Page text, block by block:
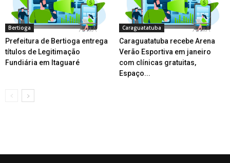
Bertioga
Prefeitura de Bertioga entrega
títulos de Legitimação
Fundiária em Itaguaré
Caraguatatuba
Caraguatatuba recebe Arena
Verão Esportiva em janeiro
com clínicas gratuitas,
Espaço...